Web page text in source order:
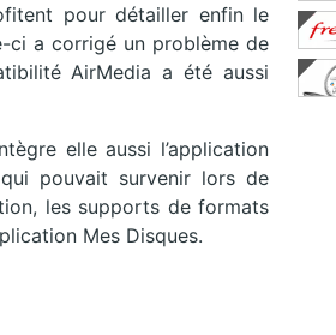
pour détailler enfin le
ci a corrigé un problème de
AirMedia a été aussi
elle aussi l’application
pouvait survenir lors de
les supports de formats
Mes Disques.